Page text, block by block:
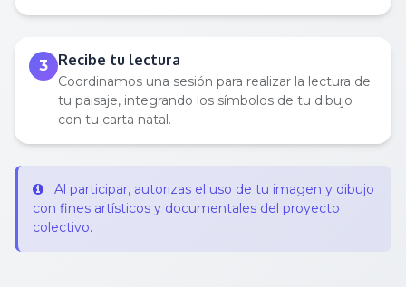
3 Recibe tu lectura
Coordinamos una sesión para realizar la lectura de
tu paisaje, integrando los símbolos de tu dibujo
con tu carta natal.
Al participar, autorizas el uso de tu imagen y dibujo
con fines artísticos y documentales del proyecto
colectivo.